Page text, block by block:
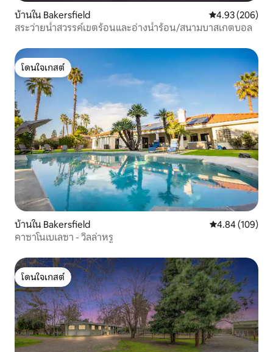
บ้านใน Bakersfield คะแนนเฉลี่ย
4.93 (206)
สระว่ายน้ำสวรรค์เขตร้อนและอ่างน้ำร้อน/สนามบาสเกตบอล
โดนใจเกสต์
โดนใจเกสต์
บ้านใน Bakersfield คะแนนเฉลี่ย
4.84 (109)
คาซาโนเบเลซา - วิลล่าหรู
โดนใจเกสต์
โดนใจเกสต์